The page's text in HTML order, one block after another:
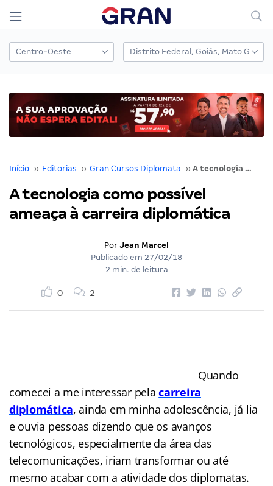
Início ›› Editorias ›› Gran Cursos Diplomata ›› A tecnologia como possível ameaça à carreira diplomática
A tecnologia como possível
ameaça à carreira diplomática
Por Jean Marcel
Publicado em 27/02/18
2 min. de leitura
0 2
Quando
comecei a me interessar pelacarreira
diplomática, ainda em minha adolescência, já lia
e ouvia pessoas dizendo que os avanços
tecnológicos, especialmente da área das
telecomunicações, iriam transformar ou até
mesmo acabar com a atividade dos diplomatas.